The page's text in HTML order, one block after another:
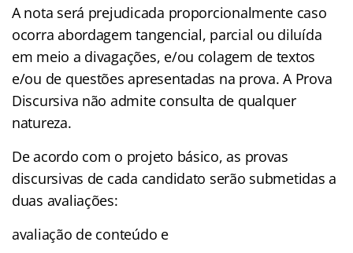
A nota será prejudicada proporcionalmente caso
ocorra abordagem tangencial, parcial ou diluída
em meio a divagações, e/ou colagem de textos
e/ou de questões apresentadas na prova. A Prova
Discursiva não admite consulta de qualquer
natureza.
De acordo com o projeto básico, as provas
discursivas de cada candidato serão submetidas a
duas avaliações:
avaliação de conteúdo e